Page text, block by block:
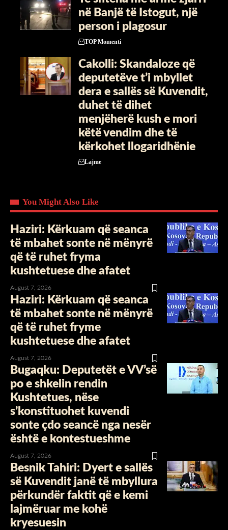
në Banjë të Istogut, një
person i plagosur
TOP Momenti
Cakolli: Skandaloze që
deputetëve t’i mbyllet
dera e sallës së Kuvendit,
duhet të dihet
menjëherë kush e mori
këtë vendim dhe të
kërkohet llogaridhënie
Lajme
You Might Also Like
Haziri: Kërkuam që seanca
të mbahet sonte në mënyrë
që të ruhet fryma
kushtetuese dhe afatet
August 7, 2026
Haziri: Kërkuam që seanca
të mbahet sonte në mënyrë
që të ruhet fryme
kushtetuese dhe afatet
August 7, 2026
Bugaqku: Deputetët e VV’së
po e shkelin rendin
Kushtetues, nëse
s’konstituohet kuvendi
sonte çdo seancë nga nesër
është e kontestueshme
August 7, 2026
Besnik Tahiri: Dyert e sallës
së Kuvendit janë të mbyllura
përkundër faktit që e kemi
lajmëruar me kohë
kryesuesin